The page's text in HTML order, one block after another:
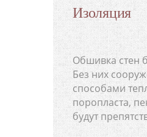
Изоляция
Обшивка стен
Без них
способами
поропласта,
будут